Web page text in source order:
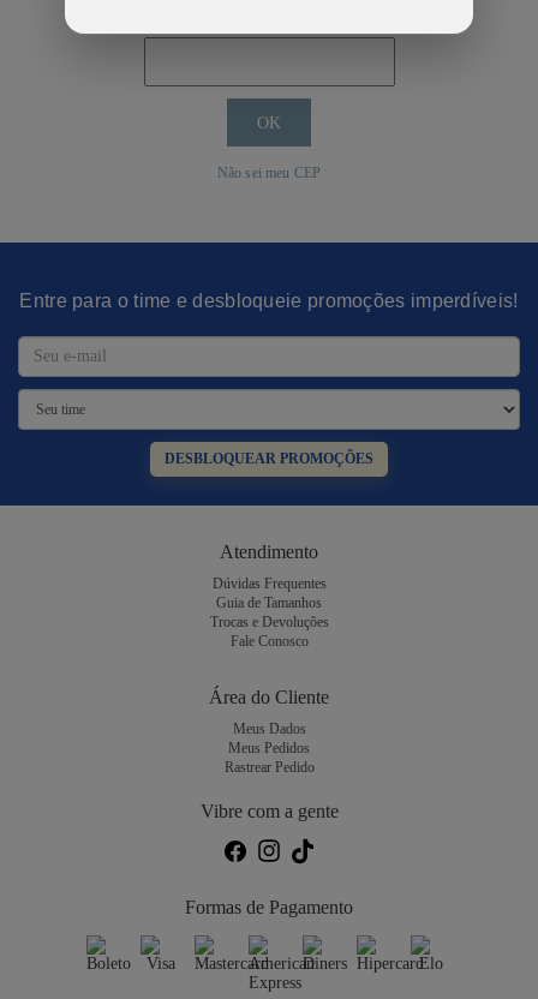
Não sei meu CEP
Entre para o time e desbloqueie promoções imperdíveis!
DESBLOQUEAR PROMOÇÕES
Atendimento
Dúvidas Frequentes
Guia de Tamanhos
Trocas e Devoluções
Fale Conosco
Área do Cliente
Meus Dados
Meus Pedidos
Rastrear Pedido
Vibre com a gente
Formas de Pagamento